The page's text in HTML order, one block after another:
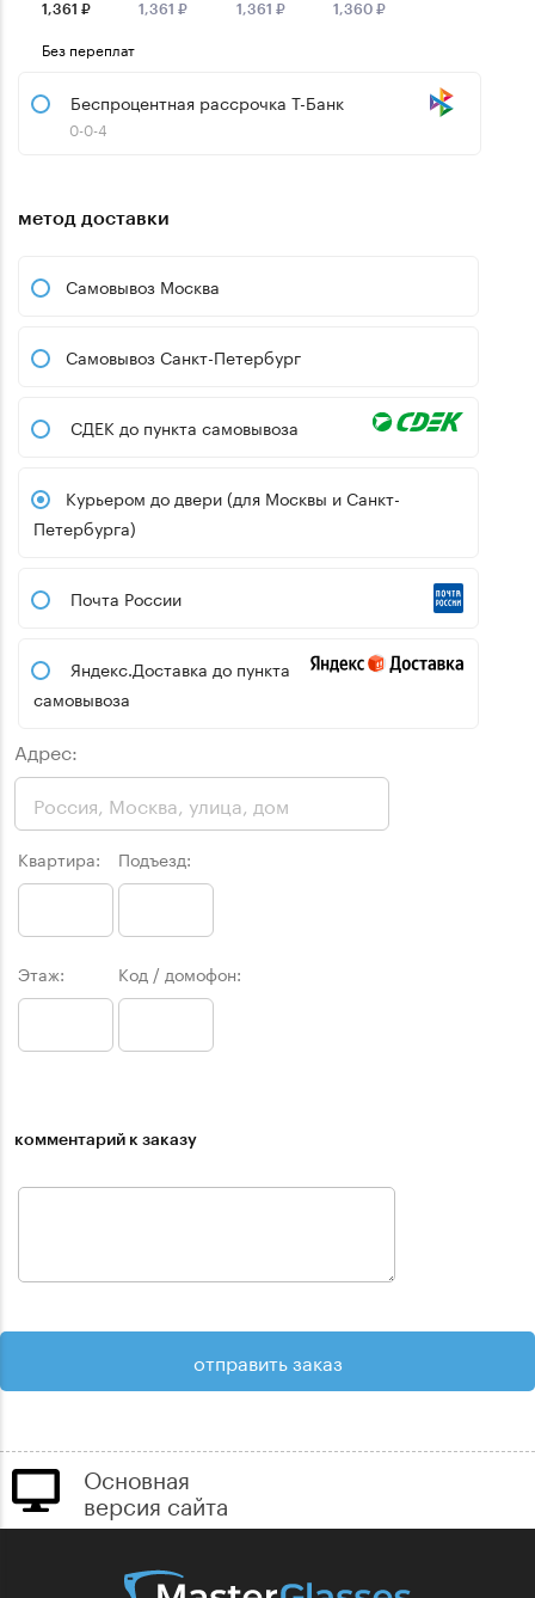
1,361 ₽ 1,361 ₽ 1,361 ₽ 1,360 ₽
Без переплат
Беспроцентная рассрочка Т-Банк
0-0-4
метод доставки
Самовывоз Москва
Самовывоз Санкт-Петербург
СДЕК до пункта самовывоза
Курьером до двери (для Москвы и Санкт-
Петербурга)
Почта России
Яндекс.Доставка до пункта
самовывоза
Адрес:
Квартира: Подъезд:
Этаж: Код / домофон:
комментарий к заказу
Основная
версия сайта